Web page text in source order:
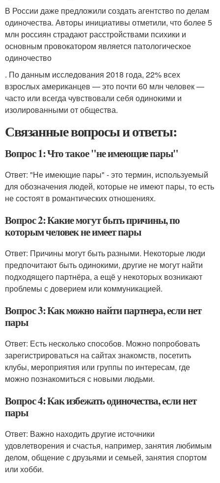
В России даже предложили создать агентство по делам
одиночества. Авторы инициативы отметили, что более 5
млн россиян страдают расстройствами психики и
основным провокатором является патологическое
одиночество
. По данным исследования 2018 года, 22% всех
взрослых американцев — это почти 60 млн человек —
часто или всегда чувствовали себя одинокими и
изолированными от общества.
Связанные вопросы и ответы:
Вопрос 1: Что такое "не имеющие пары"
Ответ: "Не имеющие пары" - это термин, используемый
для обозначения людей, которые не имеют пары, то есть
не состоят в романтических отношениях.
Вопрос 2: Какие могут быть причины, по
которым человек не имеет пары
Ответ: Причины могут быть разными. Некоторые люди
предпочитают быть одинокими, другие не могут найти
подходящего партнёра, а ещё у некоторых возникают
проблемы с доверием или коммуникацией.
Вопрос 3: Как можно найти партнера, если нет
пары
Ответ: Есть несколько способов. Можно попробовать
зарегистрироваться на сайтах знакомств, посетить
клубы, мероприятия или группы по интересам, где
можно познакомиться с новыми людьми.
Вопрос 4: Как избежать одиночества, если нет
пары
Ответ: Важно находить другие источники
удовлетворения и счастья, например, занятия любимым
делом, общение с друзьями и семьей, занятия спортом
или хобби.